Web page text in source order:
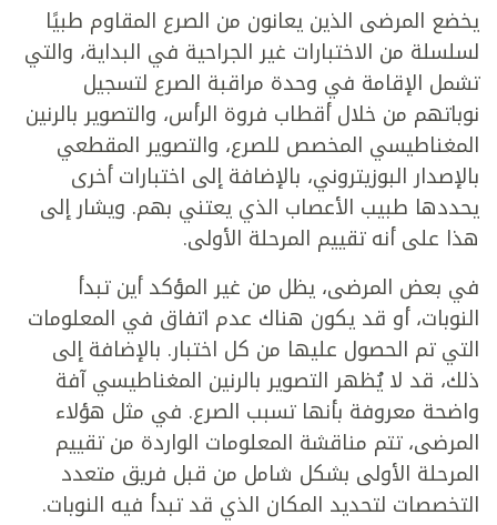
يخضع المرضى الذين يعانون من الصرع المقاوم طبيًا
لسلسلة من الاختبارات غير الجراحية في البداية، والتي
تشمل الإقامة في وحدة مراقبة الصرع لتسجيل
نوباتهم من خلال أقطاب فروة الرأس، والتصوير بالرنين
المغناطيسي المخصص للصرع، والتصوير المقطعي
بالإصدار البوزيتروني، بالإضافة إلى اختبارات أخرى
يحددها طبيب الأعصاب الذي يعتني بهم. ويشار إلى
هذا على أنه تقييم المرحلة الأولى.
في بعض المرضى، يظل من غير المؤكد أين تبدأ
النوبات، أو قد يكون هناك عدم اتفاق في المعلومات
التي تم الحصول عليها من كل اختبار. بالإضافة إلى
ذلك، قد لا يُظهر التصوير بالرنين المغناطيسي آفة
واضحة معروفة بأنها تسبب الصرع. في مثل هؤلاء
المرضى، تتم مناقشة المعلومات الواردة من تقييم
المرحلة الأولى بشكل شامل من قبل فريق متعدد
التخصصات لتحديد المكان الذي قد تبدأ فيه النوبات.